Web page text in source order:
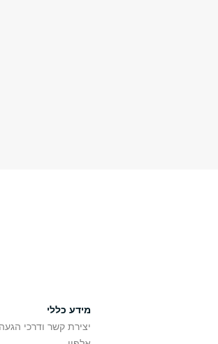
מידע כללי
יצירת קשר ודרכי הגעה